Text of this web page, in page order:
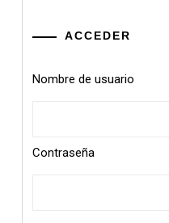
ACCEDER
Nombre de usuario
Contraseña